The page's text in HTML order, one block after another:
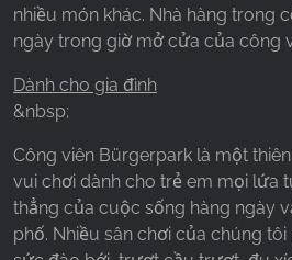
nhiều món khác. Nhà hàng trong
ngày trong giờ mở cửa của công
Dành cho gia đình
&nbsp;
Công viên Bürgerpark là một
vui chơi dành cho trẻ em mọi lứa
thẳng của cuộc sống hàng ngày
phố. Nhiều sân chơi của chúng